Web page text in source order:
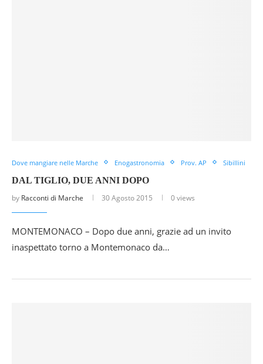
Dove mangiare nelle Marche Enogastronomia Prov. AP Sibillini
DAL TIGLIO, DUE ANNI DOPO
by Racconti di Marche 30 Agosto 2015 0 views
MONTEMONACO – Dopo due anni, grazie ad un invito
inaspettato torno a Montemonaco da…